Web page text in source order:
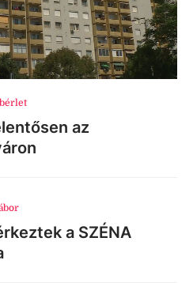
az
a SZÉNA